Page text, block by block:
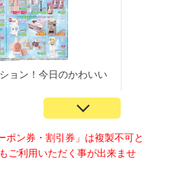
ポン券・割引券」は複製不可と
ご利用いただく事が出来ませ